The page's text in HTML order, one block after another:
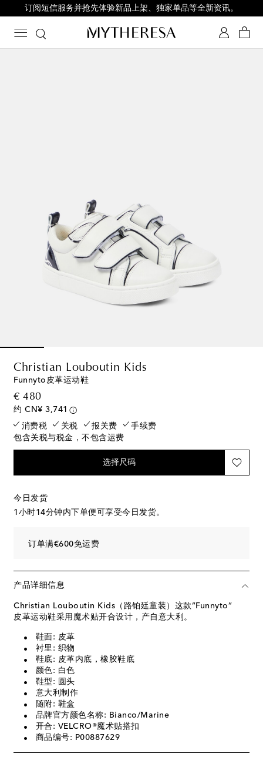
订阅短信服务并抢先体验新品上架、独家单品等全新资讯。
Christian Louboutin Kids
Funnyto皮革运动鞋
€ 480original price
约 CN¥ 3,741
消费税
关税 报关费
手续费
包含关税与税金，不包含运费
选择尺码
今日发货
1小时14分钟内下单便可享受今日发货。
订单满€600免运费
产品详细信息
Christian Louboutin Kids（路铂廷童装）这款“Funnyto”
皮革运动鞋采用魔术贴开合设计，产自意大利。
鞋面: 皮革
衬里: 织物
鞋底: 皮革内底，橡胶鞋底
颜色: 白色
鞋型: 圆头
意大利制作
随附: 鞋盒
品牌官方颜色名称: Bianco/Marine
开合: VELCRO®魔术贴搭扣
商品编号: P00887629